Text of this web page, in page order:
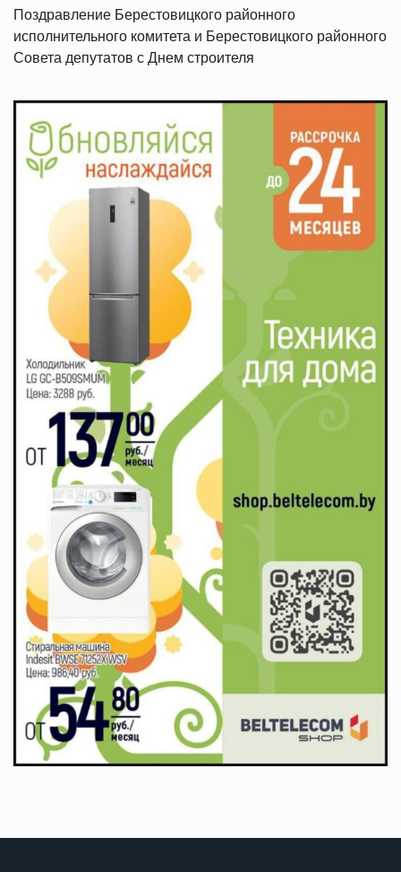
Поздравление Берестовицкого районного
исполнительного комитета и Берестовицкого районного
Совета депутатов с Днем строителя